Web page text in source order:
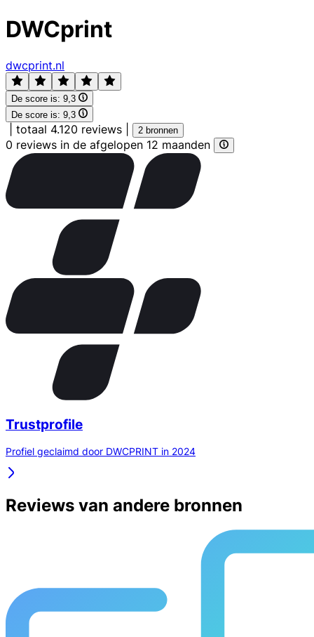
DWCprint
dwcprint.nl
De score is: 9,3
De score is: 9,3
totaal 4.120 reviews 2 bronnen
0 reviews in de afgelopen 12 maanden
Trustprofile
Profiel geclaimd door DWCPRINT in 2024
Reviews van andere bronnen